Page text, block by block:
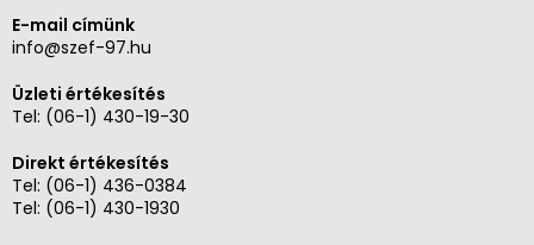
E-mail címünk
info@szef-97.hu
Üzleti értékesítés
Tel: (06-1) 430-19-30
Direkt értékesítés
Tel: (06-1) 436-0384
Tel: (06-1) 430-1930